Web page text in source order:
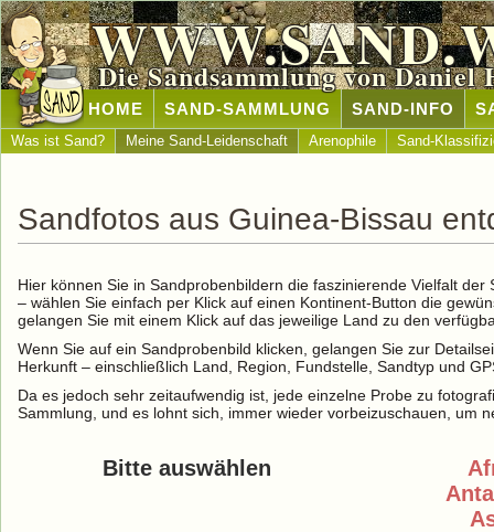
Die Sandsammlung von Daniel
HOME SAND-SAMMLUNG SAND-INFO
Was ist Sand? Meine Sand-Leidenschaft Arenophile Sand-
Sandfotos aus Guinea-Bissau
Hier können Sie in Sandprobenbildern die faszinierende Vielfalt
– wählen Sie einfach per Klick auf einen Kontinent-Button die
gelangen Sie mit einem Klick auf das jeweilige Land zu den
Wenn Sie auf ein Sandprobenbild klicken, gelangen Sie zur
Herkunft – einschließlich Land, Region, Fundstelle, Sandtyp und
Da es jedoch sehr zeitaufwendig ist, jede einzelne Probe zu
Sammlung, und es lohnt sich, immer wieder vorbeizuschauen, um
Bitte auswählen